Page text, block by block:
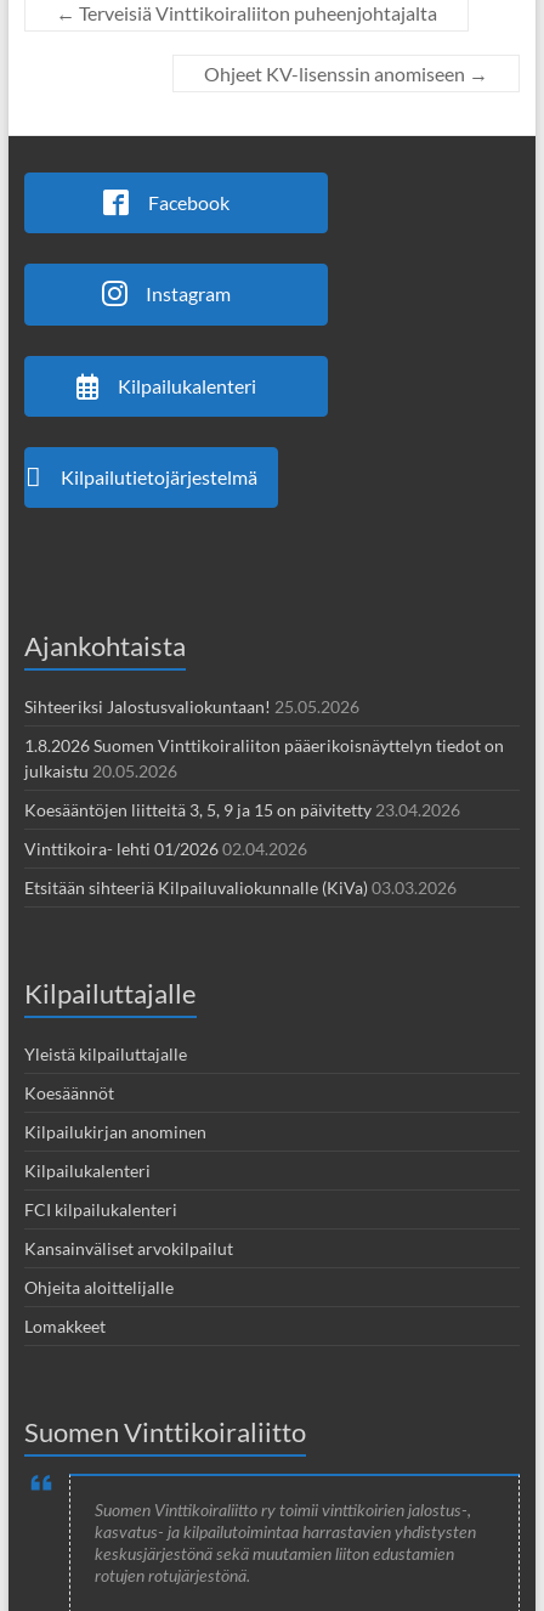
← Terveisiä Vinttikoiraliiton puheenjohtajalta
Ohjeet KV-lisenssin anomiseen →
Facebook
Instagram
Kilpailukalenteri
Kilpailutietojärjestelmä
Ajankohtaista
Sihteeriksi Jalostusvaliokuntaan! 25.05.2026
1.8.2026 Suomen Vinttikoiraliiton pääerikoisnäyttelyn tiedot on
julkaistu 20.05.2026
Koesääntöjen liitteitä 3, 5, 9 ja 15 on päivitetty 23.04.2026
Vinttikoira- lehti 01/202602.04.2026
Etsitään sihteeriä Kilpailuvaliokunnalle (KiVa)03.03.2026
Kilpailuttajalle
Yleistä kilpailuttajalle
Koesäännöt
Kilpailukirjan anominen
Kilpailukalenteri
FCI kilpailukalenteri
Kansainväliset arvokilpailut
Ohjeita aloittelijalle
Lomakkeet
Suomen Vinttikoiraliitto
Suomen Vinttikoiraliitto ry toimii vinttikoirien jalostus-,
kasvatus- ja kilpailutoimintaa harrastavien yhdistysten
keskusjärjestönä sekä muutamien liiton edustamien
rotujen rotujärjestönä.